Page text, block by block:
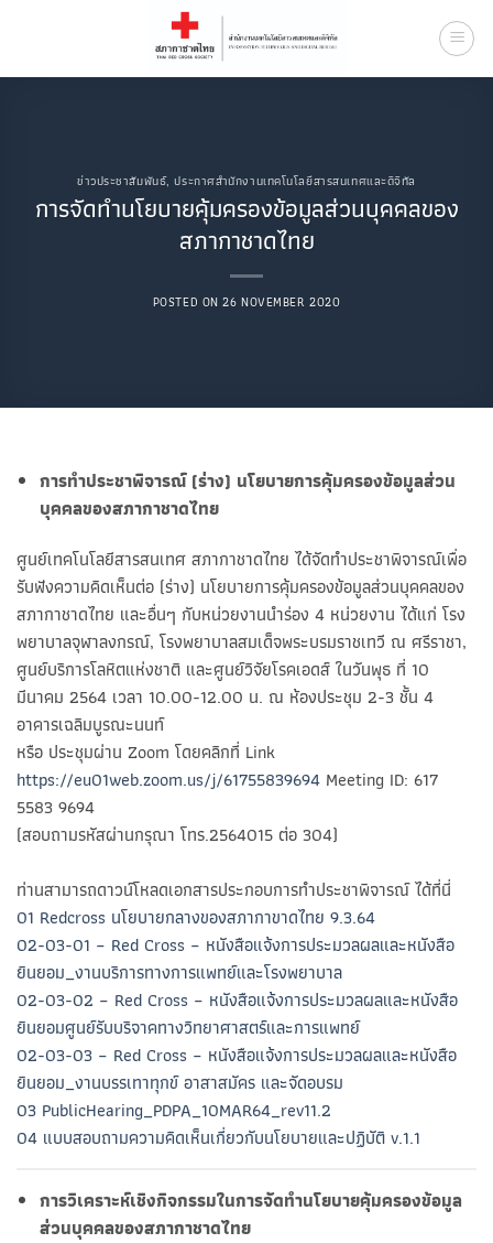
ข่าวประชาสัมพันธ์,ประกาศสำนักงานเทคโนโลยีสารสนเทศและดิจิทัล
การจัดทำนโยบายคุ้มครองข้อมูลส่วนบุคคลของ
สภากาชาดไทย
POSTED ON26 NOVEMBER 2020
การทำประชาพิจารณ์ (ร่าง) นโยบายการคุ้มครองข้อมูลส่วน
บุคคลของสภากาชาดไทย
ศูนย์เทคโนโลยีสารสนเทศ สภากาชาดไทย ได้จัดทำประชาพิจารณ์เพื่อ
รับฟังความคิดเห็นต่อ (ร่าง) นโยบายการคุ้มครองข้อมูลส่วนบุคคลของ
สภากาชาดไทย และอื่นๆ กับหน่วยงานนำร่อง 4 หน่วยงาน ได้แก่ โรง
พยาบาลจุฬาลงกรณ์, โรงพยาบาลสมเด็จพระบรมราชเทวี ณ ศรีราชา,
ศูนย์บริการโลหิตแห่งชาติ และศูนย์วิจัยโรคเอดส์ ในวันพุธ ที่ 10
มีนาคม 2564 เวลา 10.00-12.00 น. ณ ห้องประชุม 2-3 ชั้น 4
อาคารเฉลิมบูรณะนนท์
หรือ ประชุมผ่าน Zoom โดยคลิกที่ Link
https://eu01web.zoom.us/j/61755839694 Meeting ID: 617
5583 9694
(สอบถามรหัสผ่านกรุณา โทร.2564015 ต่อ 304)
ท่านสามารถดาวน์โหลดเอกสารประกอบการทำประชาพิจารณ์ ได้ที่นี่
01 Redcross นโยบายกลางของสภากาขาดไทย 9.3.64
02-03-01 – Red Cross – หนังสือแจ้งการประมวลผลและหนังสือ
ยินยอม_งานบริการทางการแพทย์และโรงพยาบาล
02-03-02 – Red Cross – หนังสือแจ้งการประมวลผลและหนังสือ
ยินยอมศูนย์รับบริจาคทางวิทยาศาสตร์และการแพทย์
02-03-03 – Red Cross – หนังสือแจ้งการประมวลผลและหนังสือ
ยินยอม_งานบรรเทาทุกข์ อาสาสมัคร และจัดอบรม
03 PublicHearing_PDPA_10MAR64_rev11.2
04 แบบสอบถามความคิดเห็นเกี่ยวกับนโยบายและปฏิบัติ v.1.1
การวิเคราะห์เชิงกิจกรรมในการจัดทำนโยบายคุ้มครองข้อมูล
ส่วนบุคคลของสภากาชาดไทย